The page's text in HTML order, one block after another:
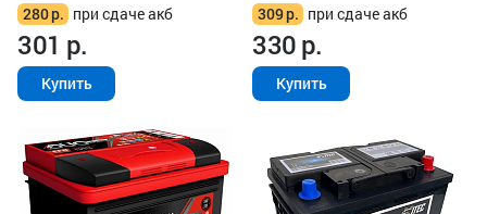
280р. при сдаче акб
301 р.
Купить
309р. при сдаче акб
330р.
Купить